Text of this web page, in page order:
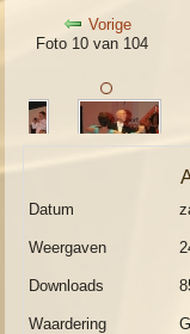
Vorige
Foto 10 van 104
Datum
Weergaven
Downloads
Waardering